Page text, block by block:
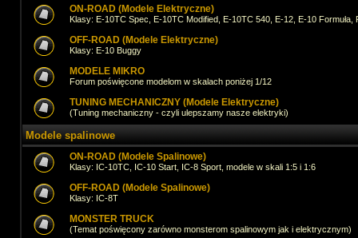
ON-ROAD (Modele Elektryczne)
Klasy: E-10TC Spec, E-10TC Modified, E-10TC 540, E-12, E-10 Formuła,
OFF-ROAD (Modele Elektryczne)
Klasy: E-10 Buggy
MODELE MIKRO
Forum poświęcone modelom w skalach poniżej 1/12
TUNING MECHANICZNY (Modele Elektryczne)
(Tuning mechaniczny - czyli ulepszamy nasze elektryki)
Modele spalinowe
ON-ROAD (Modele Spalinowe)
Klasy: IC-10TC, IC-10 Start, IC-8 Sport, modele w skali 1:5 i 1:6
OFF-ROAD (Modele Spalinowe)
Klasy: IC-8T
MONSTER TRUCK
(Temat poświęcony zarówno monsterom spalinowym jak i elektrycznym)